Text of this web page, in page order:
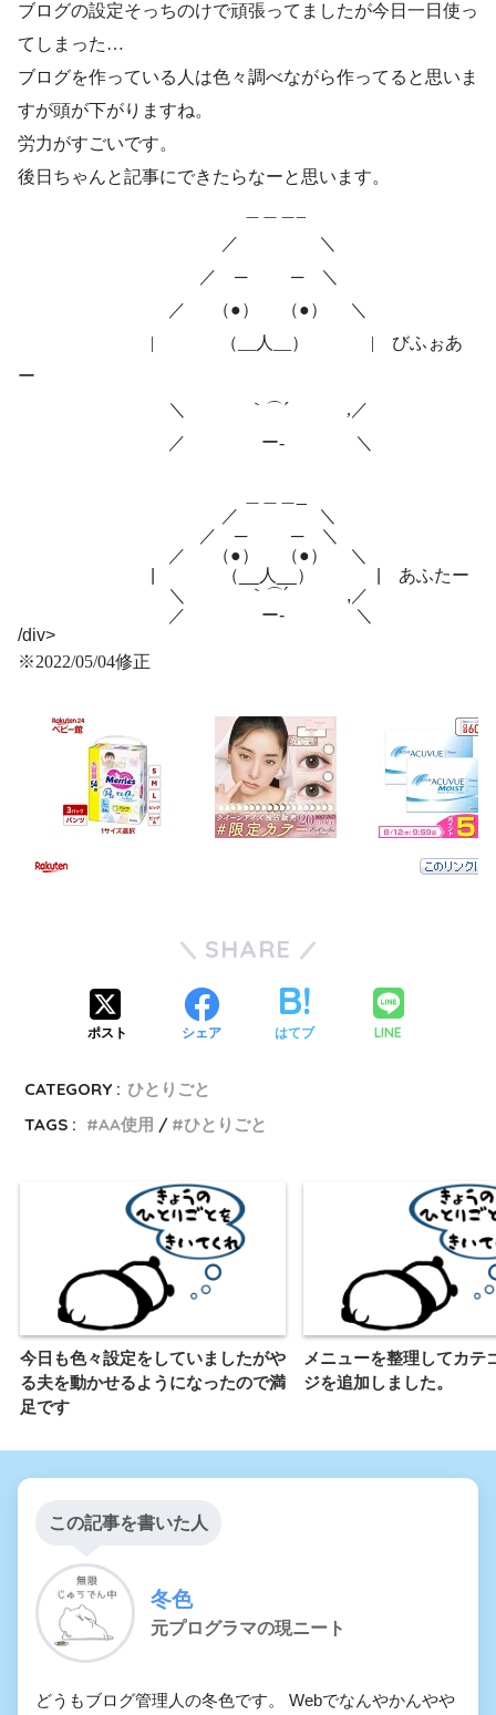
ブログの設定そっちのけで頑張ってましたが今日一日使っ
てしまった…
ブログを作っている人は色々調べながら作ってると思いま
すが頭が下がりますね。
労力がすごいです。
後日ちゃんと記事にできたらなーと思います。
／ ＼
／ ─ ─ ＼
／ （●） （●） ＼
| （__人__） | びふぉあ
ー
＼ ｀⌒´ ,／
／ ー‐ ＼
／ ＼
／ ─ ─ ＼
／ （●） （●） ＼
| （__人__） | あふたー
＼ ｀⌒´ ,／
／ ー‐ ＼
/div>
※2022/05/04修正
SHARE
ポスト シェア はてブ LINE
CATEGORY : ひとりごと
TAGS :
AA使用 ひとりごと
今日も色々設定をしていましたがや
る夫を動かせるようになったので満
足です
メニューを整理してカテ
ジを追加しました。
この記事を書いた人
冬色
元プログラマの現ニート
どうもブログ管理人の冬色です。 Webでなんやかんやや